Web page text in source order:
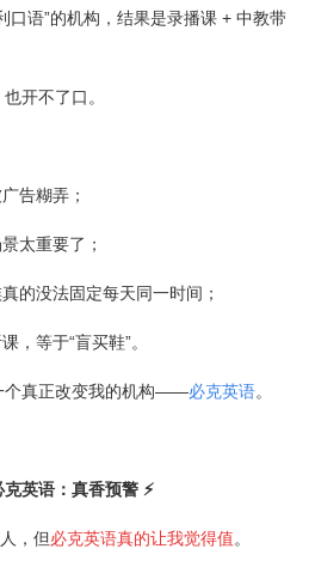
口语”的机构，结果是录播课 + 中教带
开不了口。
告糊弄；
太重要了；
的没法固定每天同一时间；
，等于“盲买鞋”。
个真正改变我的机构——必克英语。
英语：真香预警 ⚡
，但必克英语真的让我觉得值。